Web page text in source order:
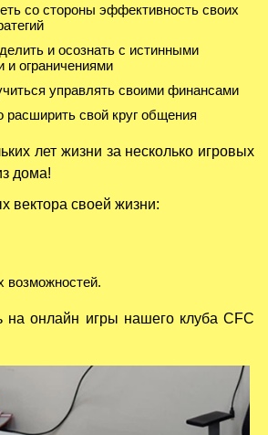
со стороны эффективность своих
и осознать с истинными
и ограничениями
управлять своими финансами
расширить свой круг общения
лет жизни за несколько игровых
дома!
вектора своей жизни:
возможностей.
на онлайн игры нашего клуба CFC